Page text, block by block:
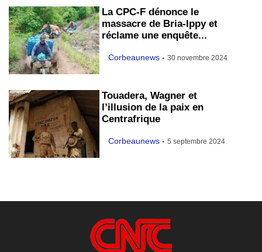
La CPC-F dénonce le
massacre de Bria-Ippy et
réclame une enquête...
Corbeaunews - 30 novembre 2024
Touadera, Wagner et
l’illusion de la paix en
Centrafrique
Corbeaunews - 5 septembre 2024